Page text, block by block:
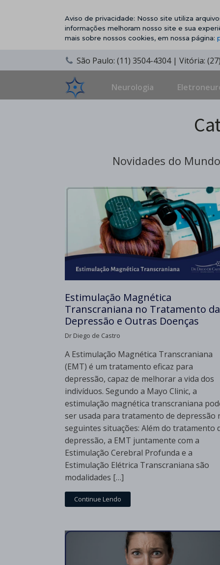
Aviso de privacidade: Nosso site utiliza
informações melhoram nosso site e sua
mais sobre nossos cookies, em nossa página:
São Paulo: (11) 3504-4304 | Vitória:
Neurologia
Novidades do
Estimulação Magnética
Transcraniana no Tratamento da
Depressão e Outras Doenças
Dr Diego de Castro
A Estimulação Magnética Transcraniana
(EMT) é um tratamento eficaz para
depressão, capaz de melhorar a vida dos
indivíduos. Segundo a Mayo Clinic, a
estimulação magnética transcraniana
ser usada para tratamento de depressão
seguintes situações: Além do tratamento
depressão, a EMT juntamente com a
Estimulação Cerebral Profunda e a
Estimulação Elétrica Transcraniana são
modalidades […]
Continue Lendo